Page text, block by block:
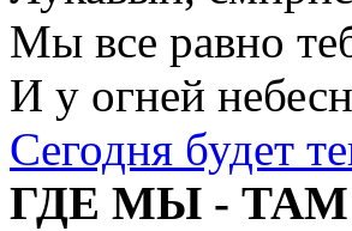
Мы все равно
И у огней
Сегодня будет
ГДЕ МЫ -